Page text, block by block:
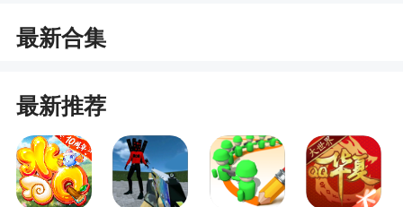
过专注，道路漫长，她无法让自己分心去看路边的
风景。而对于嘉德罗斯，她忠心臣服，因为那正是
朝等待她去拯救，而她自己，就交给划破长空的风
游戏攻略
最新合集
最新推荐